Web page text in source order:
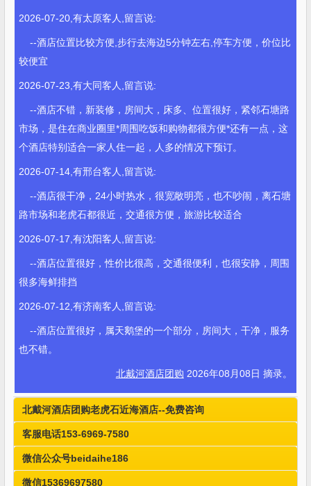
2026-07-20,有太原客人,留言说:
--酒店位置比较方便,步行去海边5分钟左右,停车方便，价位比
较便宜
2026-07-23,有大同客人,留言说:
--酒店不错，新装修，房间大，床多、位置很好，紧邻石塘路
市场，是住在商业圈里*周围吃饭和购物都很方便*还有一点，这
个酒店特别适合一家人住一起，人多的情况下预订。
2026-07-14,有邢台客人,留言说:
--酒店很干净，24小时热水，很宽敞明亮，也不吵闹，离石塘
路市场和老虎石都很近，交通很方便，旅游比较适合
2026-07-17,有沈阳客人,留言说:
--酒店位置很好，性价比很高，交通很便利，也很安静，周围
很多海鲜排挡
2026-07-12,有济南客人,留言说:
--酒店位置很好，属天鹅堡的一个部分，房间大，干净，服务
也不错。
北戴河酒店团购 2026年08月08日 摘录。
北戴河酒店团购老虎石近海酒店--免费咨询
客服电话153-6969-7580
微信公众号beidaihe186
微信15369697580